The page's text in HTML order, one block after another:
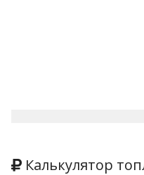
Калькулятор